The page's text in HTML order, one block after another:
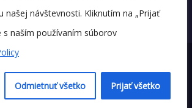
našej návštevnosti. Kliknutím na „Prijať
s naším používaním súborov
Odmietnuť všetko Prijať všetko
Zásady ochrany osobných údajov